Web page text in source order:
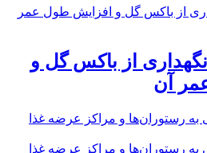
از باکس گل و
آن